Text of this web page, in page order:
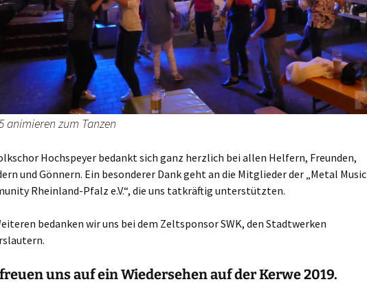
animieren zum Tanzen
Hochspeyer bedankt sich ganz herzlich bei allen Helfern, Freunden,
und Gönnern. Ein besonderer Dank geht an die Mitglieder der „Metal Music
Rheinland-Pfalz e.V.“, die uns tatkräftig unterstützten.
bedanken wir uns bei dem Zeltsponsor SWK, den Stadtwerken
uns auf ein Wiedersehen auf der Kerwe 2019.